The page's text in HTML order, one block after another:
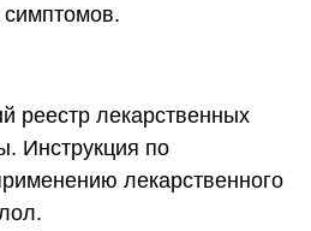
реестр лекарственных
Инструкция по
лекарственного